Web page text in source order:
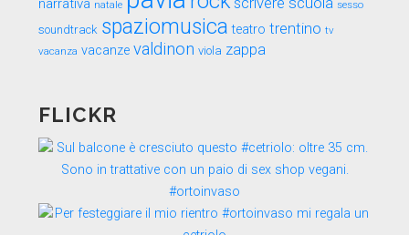
narrativa natale sesso
soundtrack spaziomusica teatro trentino tv
vacanza vacanze valdinon viola zappa
FLICKR